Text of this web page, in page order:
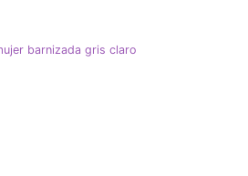
barnizada gris claro